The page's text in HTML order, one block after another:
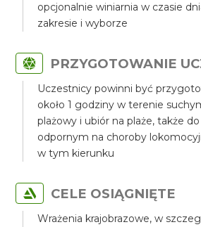
opcjonalnie winiarnia w czasie
zakresie i wyborze
PRZYGOTOWANIE
Uczestnicy powinni być
około 1 godziny w terenie
plażowy i ubiór na plaże, także
odpornym na choroby
w tym kierunku
CELE OSIĄGNIĘTE
Wrażenia krajobrazowe, w